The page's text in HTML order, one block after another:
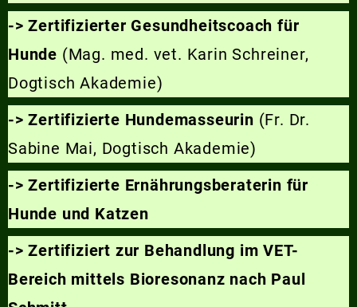
-> Zertifizierter Gesundheitscoach für
Hunde (Mag. med. vet. Karin Schreiner,
Dogtisch Akademie)
-> Zertifizierte Hundemasseurin (Fr. Dr.
Sabine Mai, Dogtisch Akademie)
-> Zertifizierte Ernährungsberaterin für
Hunde und Katzen
-> Zertifiziert zur Behandlung im VET-
Bereich mittels Bioresonanz nach Paul